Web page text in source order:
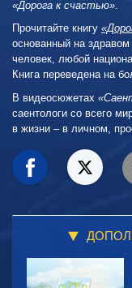
«Дорога к счастью»
Прочитайте книгу
основанный на
человек, любой
Книга переведена на
В видеосюжетах
саентологи со всего
в жизни – в личном,